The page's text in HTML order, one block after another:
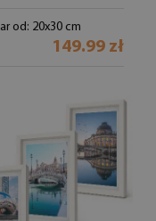
od: 20x30 cm
149.99 zł